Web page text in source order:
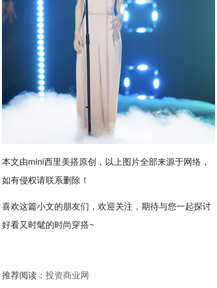
本文由mini西里美搭原创，以上图片全部来源于网络，
如有侵权请联系删除！
喜欢这篇小文的朋友们，欢迎关注，期待与您一起探讨
好看又时髦的时尚穿搭~
推荐阅读：投资商业网